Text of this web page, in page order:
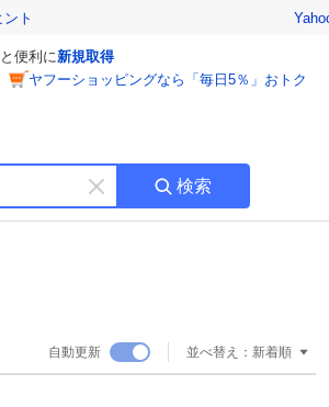
ト
便利に新規取得
ヤフーショッピングなら「毎日5％」おトク
キ
ー
す
検索
自動更新 並べ替え： 新着順